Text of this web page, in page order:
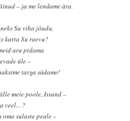
– ja me lendame ära.
Su viha jõudu,
karta Su raevu?
aru pidama
üle –
targa südame!
meie poole, Issand –
veel... ?
oma sulaste peale –